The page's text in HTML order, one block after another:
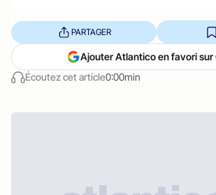
Écoutez cet article0:00min
PARTAGER
Ajouter Atlantico en favori sur